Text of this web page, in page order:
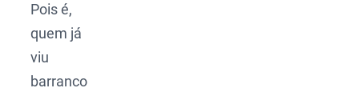
Pois é,
quem já
viu
barranco